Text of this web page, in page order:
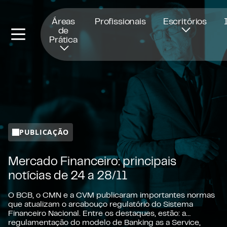
Áreas
de
Prática
Profissionais Escritórios
PUBLICAÇÃO
Mercado Financeiro: principais
notícias de 24 a 28/11
O BCB, o CMN e a CVM publicaram importantes normas
que atualizam o arcabouço regulatório do Sistema
Financeiro Nacional. Entre os destaques, estão: a
regulamentação do modelo de Banking as a Service,
Abre numa nova janela